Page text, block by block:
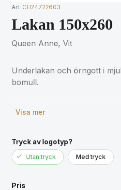
Art: CH24722603
Lakan 150x260
Queen Anne, Vit
Underlakan och örngott i
bomull.
Visa mer
Tryck av logotyp?
Utan tryck Med tryck
Pris